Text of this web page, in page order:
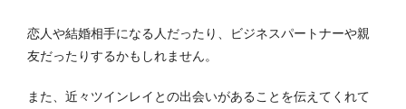
恋人や結婚相手になる人だったり、ビジネスパートナーや親
友だったりするかもしれません。
また、近々ツインレイとの出会いがあることを伝えてくれて